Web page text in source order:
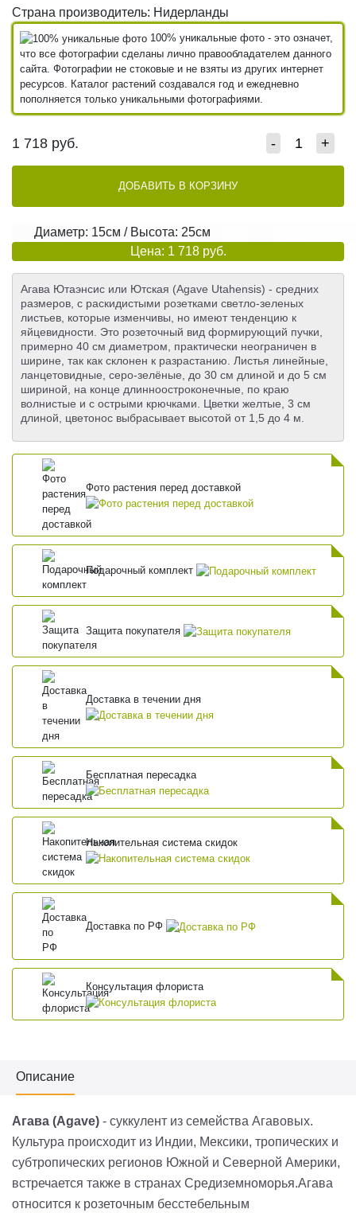
Страна производитель: Нидерланды
100% уникальные фото - это означет,
что все фотографии сделаны лично правообладателем данного
сайта. Фотографии не стоковые и не взяты из других интернет
ресурсов. Каталог растений создавался год и ежедневно
пополняется только уникальными фотографиями.
1 718 руб. - +
ДОБАВИТЬ В КОРЗИНУ
Диаметр: 15см / Высота: 25см
Цена: 1 718 руб.
Агава Ютаэнсис или Ютская (Agave Utahensis) - средних
размеров, с раскидистыми розетками светло-зеленых
листьев, которые изменчивы, но имеют тенденцию к
яйцевидности. Это розеточный вид формирующий пучки,
примерно 40 см диаметром, практически неограничен в
ширине, так как склонен к разрастанию. Листья линейные,
ланцетовидные, серо-зелёные, до 30 см длиной и до 5 см
шириной, на конце длинноостроконечные, по краю
волнистые и с острыми крючками. Цветки желтые, 3 см
длиной, цветонос выбрасывает высотой от 1,5 до 4 м.
Фото растения перед доставкой
Подарочный комплект
Защита покупателя
Доставка в течении дня
Бесплатная пересадка
Накопительная система скидок
Доставка по РФ
Консультация флориста
Описание
Агава (Agave) - суккулент из семейства Агавовых.
Культура происходит из Индии, Мексики, тропических и
субтропических регионов Южной и Северной Америки,
встречается также в странах Средиземноморья.Агава
относится к розеточным бесстебельным